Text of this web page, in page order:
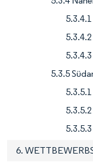
5.3.5
6.